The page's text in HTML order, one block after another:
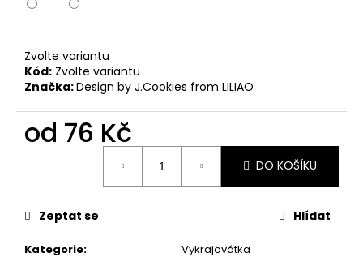
Zvolte variantu
Kód: Zvolte variantu
Značka:Design by J.Cookies from LILIAO
od 76 Kč
DO KOŠÍKU
Kategorie: Vykrajovátka
Zeptat se Hlídat
D
o
p
o
č
u
m
e
VYKRAJOVÁTKA